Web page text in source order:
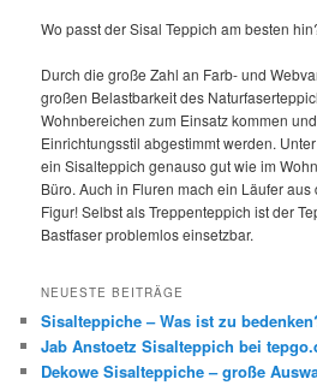
Wo passt der Sisal Teppich am besten
Durch die große Zahl an Farb- und
großen Belastbarkeit des
Wohnbereichen zum Einsatz kommen
Einrichtungsstil abgestimmt werden.
ein Sisalteppich genauso gut wie im
Büro. Auch in Fluren mach ein Läufer
Figur! Selbst als Treppenteppich ist der
Bastfaser problemlos einsetzbar.
NEUESTE BEITRÄGE
Sisalteppiche – Was ist zu
Jab Anstoetz Sisalteppich bei
Dekowe Sisalteppiche – große